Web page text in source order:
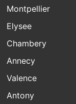
Montpellier
Elysee
Chambery
Annecy
Valence
Antony